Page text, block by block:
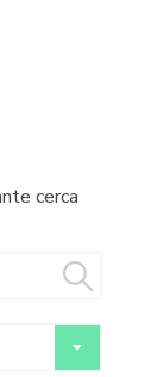
cerca